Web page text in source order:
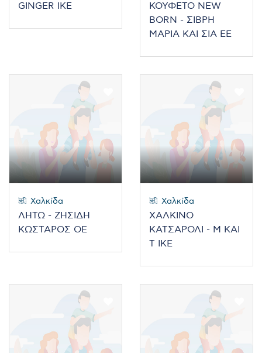
GINGER ΙΚΕ
ΚΟΥΦΕΤΟ NEW
BORN - ΣΙΒΡΗ
ΜΑΡΙΑ ΚΑΙ ΣΙΑ ΕΕ
Χαλκίδα
ΛΗΤΩ - ΖΗΣΙΔΗ
ΚΩΣΤΑΡΟΣ ΟΕ
Χαλκίδα
ΧΑΛΚΙΝΟ
ΚΑΤΣΑΡΟΛΙ - Μ ΚΑΙ
Τ ΙΚΕ